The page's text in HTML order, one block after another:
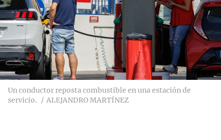
Un conductor reposta combustible en una estación de
servicio.
ALEJANDRO MARTÍNEZ